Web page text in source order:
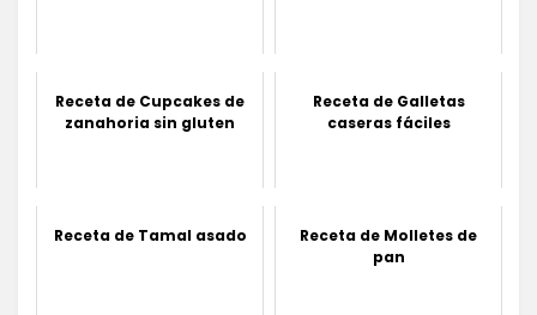
Receta de Cupcakes de
zanahoria sin gluten
Receta de Galletas
caseras fáciles
Receta de Tamal asado
Receta de Molletes de
pan